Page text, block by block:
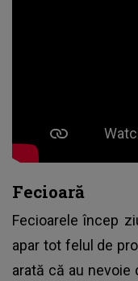
Fecioară
Fecioarele încep
apar tot felul de
arată că au nevoie